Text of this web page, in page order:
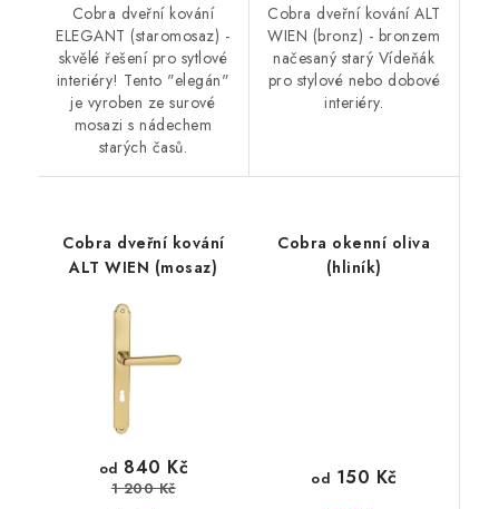
Cobra dveřní kování
ELEGANT (staromosaz) -
skvělé řešení pro sytlové
interiéry! Tento "elegán"
je vyroben ze surové
mosazi s nádechem
starých časů.
Cobra dveřní kování ALT
WIEN (bronz) - bronzem
načesaný starý Vídeňák
pro stylové nebo dobové
interiéry.
Cobra dveřní kování
ALT WIEN (mosaz)
od 840 Kč
1 200 Kč
Cobra okenní oliva
(hliník)
od 150 Kč